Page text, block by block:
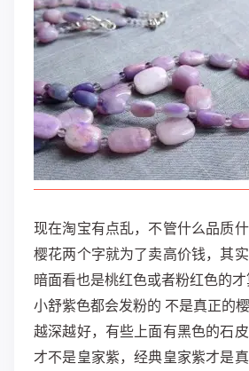
现在淘宝有点乱，不管什么品质
樱花两个字就为了卖高价钱，其
暗面看也是桃红色或者粉红色的
小舒紫色都会发粉的 不是真正的
越深越好，有些上面有黑色的石
才不是皇家紫，经典皇家紫才是